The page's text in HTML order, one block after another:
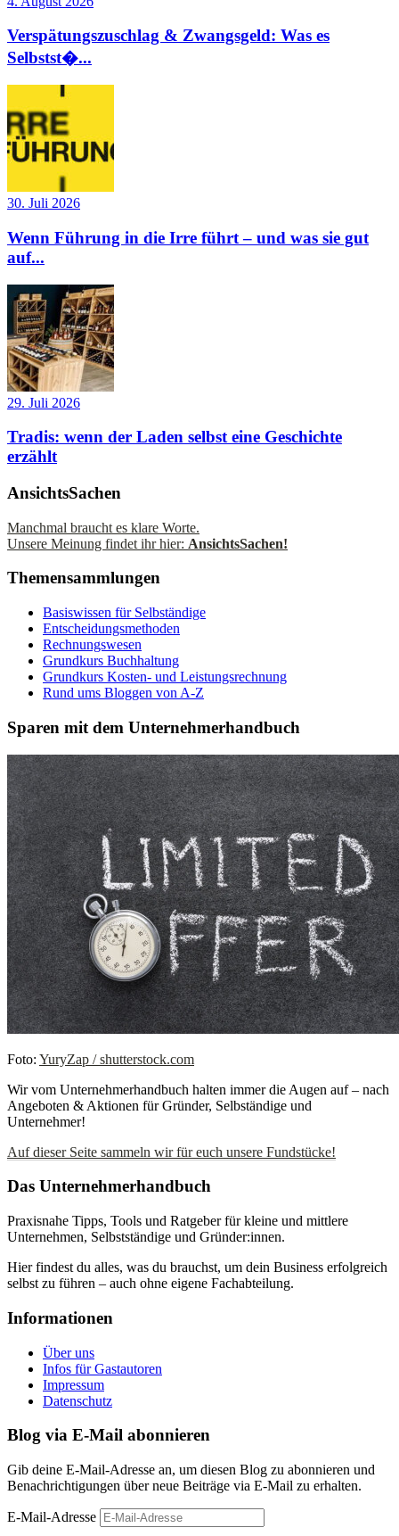
Verspätungszuschlag & Zwangsgeld: Was es
Selbstst�...
30. Juli 2026
Wenn Führung in die Irre führt – und was sie gut
auf...
29. Juli 2026
Tradis: wenn der Laden selbst eine Geschichte
erzählt
AnsichtsSachen
Manchmal braucht es klare Worte.
Unsere Meinung findet ihr hier: AnsichtsSachen!
Themensammlungen
Basiswissen für Selbständige
Entscheidungsmethoden
Rechnungswesen
Grundkurs Buchhaltung
Grundkurs Kosten- und Leistungsrechnung
Rund ums Bloggen von A-Z
Sparen mit dem Unternehmerhandbuch
Foto: YuryZap / shutterstock.com
Wir vom Unternehmerhandbuch halten immer die Augen auf – nach
Angeboten & Aktionen für Gründer, Selbständige und
Unternehmer!
Auf dieser Seite sammeln wir für euch unsere Fundstücke!
Das Unternehmerhandbuch
Praxisnahe Tipps, Tools und Ratgeber für kleine und mittlere
Unternehmen, Selbstständige und Gründer:innen.
Hier findest du alles, was du brauchst, um dein Business erfolgreich
selbst zu führen – auch ohne eigene Fachabteilung.
Informationen
Über uns
Infos für Gastautoren
Impressum
Datenschutz
Blog via E-Mail abonnieren
Gib deine E-Mail-Adresse an, um diesen Blog zu abonnieren und
Benachrichtigungen über neue Beiträge via E-Mail zu erhalten.
E-Mail-Adresse